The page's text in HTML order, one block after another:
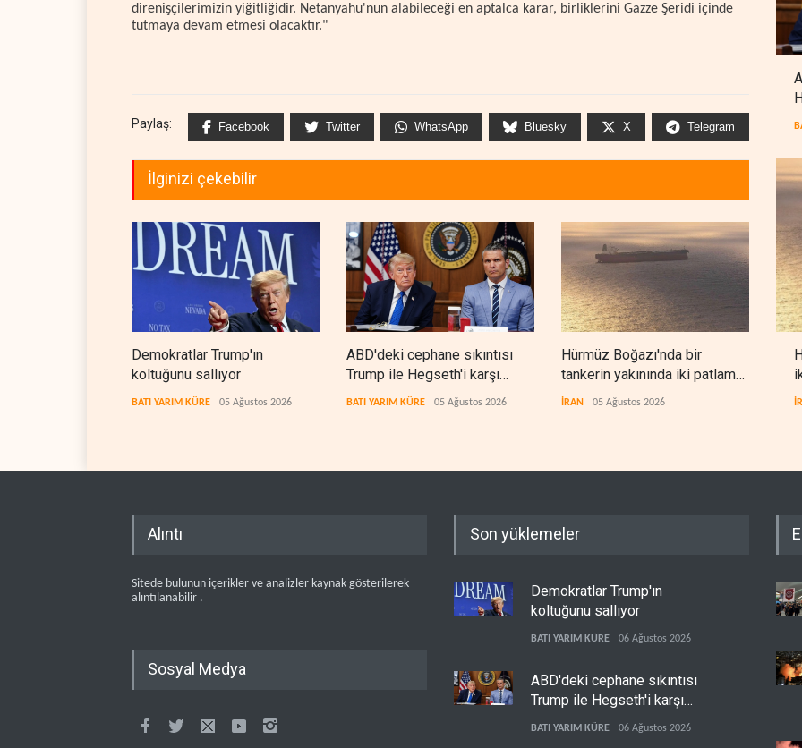
direnişçilerimizin yiğitliğidir. Netanyahu'nun alabileceği en aptalca karar, birliklerini Gazze Şeridi içinde
tutmaya devam etmesi olacaktır."
Paylaş: Facebook Twitter WhatsApp Bluesky X Telegram
İlginizi çekebilir
Demokratlar Trump'ın
koltuğunu sallıyor
BATI YARIM KÜRE 05 Ağustos 2026
ABD'deki cephane sıkıntısı
Trump ile Hegseth'i karşı
karşıya getirdi
BATI YARIM KÜRE 05 Ağustos 2026
Hürmüz Boğazı'nda bir
tankerin yakınında iki patlama
meydana geldi
İRAN 05 Ağustos 2026
Alıntı
Sitede bulunun içerikler ve analizler kaynak gösterilerek
alıntılanabilir .
Sosyal Medya
Son yüklemeler
Demokratlar Trump'ın
koltuğunu sallıyor
BATI YARIM KÜRE 06 Ağustos 2026
ABD'deki cephane sıkıntısı
Trump ile Hegseth'i karşı
karşıya getirdi
BATI YARIM KÜRE 06 Ağustos 2026